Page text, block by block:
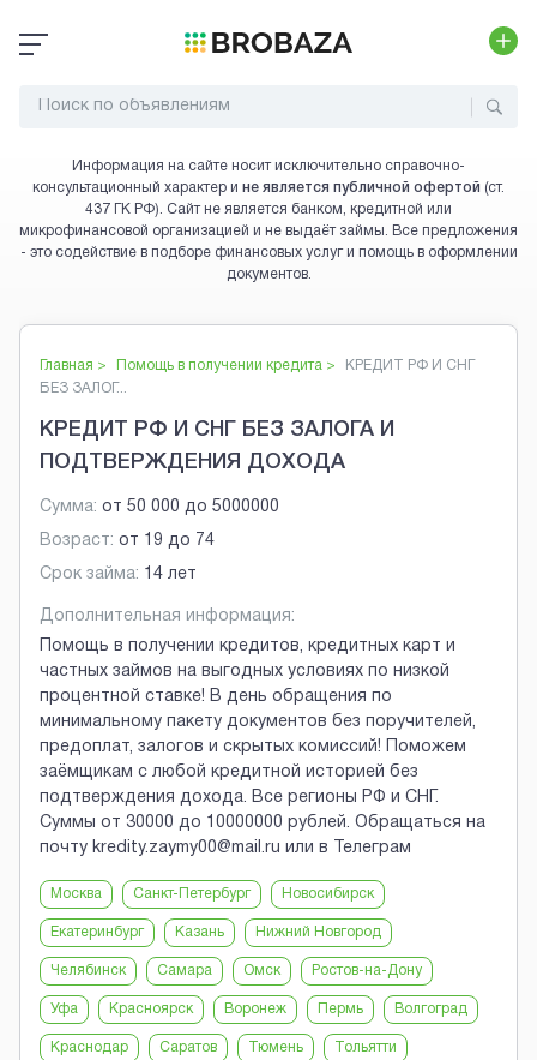
Информация на сайте носит исключительно справочно-
консультационный характер и не является публичной офертой (ст.
437 ГК РФ). Сайт не является банком, кредитной или
микрофинансовой организацией и не выдаёт займы. Все предложения
- это содействие в подборе финансовых услуг и помощь в оформлении
документов.
Главная > Помощь в получении кредита >
КРЕДИТ РФ И СНГ
БЕЗ ЗАЛОГ...
КРЕДИТ РФ И СНГ БЕЗ ЗАЛОГА И
ПОДТВЕРЖДЕНИЯ ДОХОДА
Сумма: от 50 000 до 5000000
Возраст: от 19 до 74
Срок займа: 14 лет
Дополнительная информация:
Помощь в получении кредитов, кредитных карт и
частных займов на выгодных условиях по низкой
процентной ставке! В день обращения по
минимальному пакету документов без поручителей,
предоплат, залогов и скрытых комиссий! Поможем
заёмщикам с любой кредитной историей без
подтверждения дохода. Все регионы РФ и СНГ.
Суммы от 30000 до 10000000 рублей. Обращаться на
почту kredity.zaymy00@mail.ru или в Телеграм
Москва Санкт-Петербург Новосибирск
Екатеринбург Казань Нижний Новгород
Челябинск Самара Омск Ростов-на-Дону
Уфа Красноярск Воронеж Пермь Волгоград
Краснодар Саратов Тюмень Тольятти